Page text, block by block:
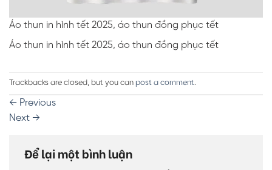
Áo thun in hình tết 2025, áo thun đồng phục tết
Áo thun in hình tết 2025, áo thun đồng phục tết
Trackbacks are closed, but you can post a comment.
← Previous
Next →
Để lại một bình luận